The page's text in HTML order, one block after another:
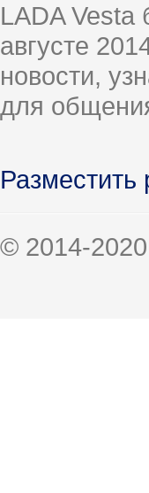
LADA Vesta
августе
новости,
для
Разместить
© 2014-